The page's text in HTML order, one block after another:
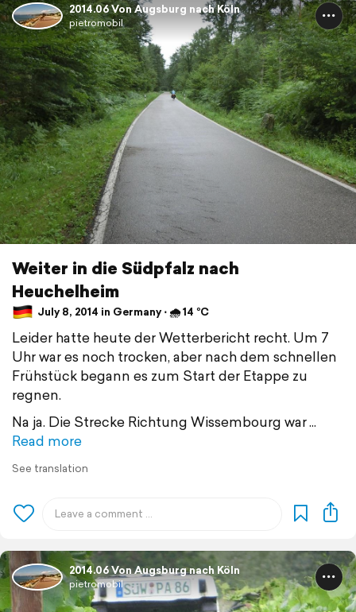
2014.06 Von Augsburg nach Köln
pietromobil
Weiter in die Südpfalz nach
Heuchelheim
July 8, 2014 in Germany ⋅ 🌧 14 °C
Leider hatte heute der Wetterbericht recht. Um 7
Uhr war es noch trocken, aber nach dem schnellen
Frühstück begann es zum Start der Etappe zu
regnen.
Na ja. Die Strecke Richtung Wissembourg war
Read more
See translation
2014.06 Von Augsburg nach Köln
pietromobil